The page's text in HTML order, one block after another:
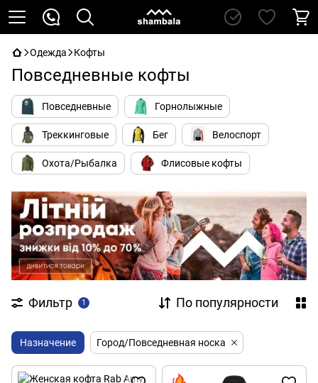
Одежда Кофты
Повседневные кофты
Повседневные Горнолыжные
Треккинговые Бег Велоспорт
Охота/Рыбалка Флисовые кофты
Фильтр 1 По популярности
Назначение Город/Повседневная носка